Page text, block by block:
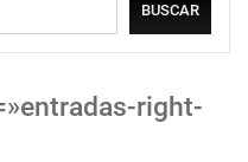
BUSCAR
right-